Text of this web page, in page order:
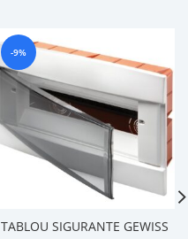
-9%
TABLOU SIGURANTE GEWISS